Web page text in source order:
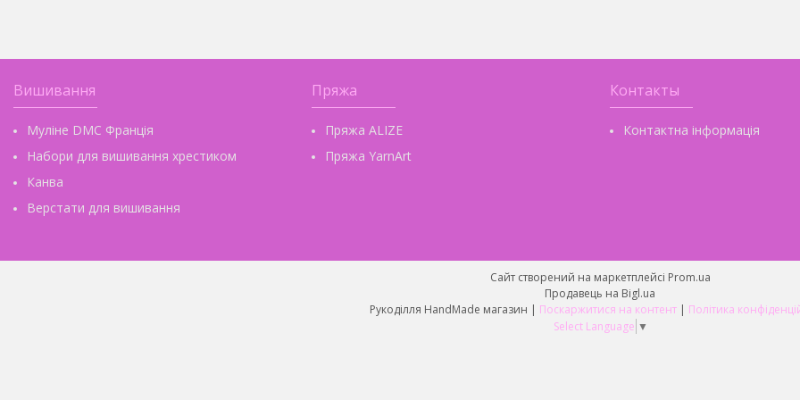
Вишивання
Муліне DMC Франція
Набори для вишивання хрестиком
Канва
Верстати для вишивання
Пряжа
Пряжа ALIZE
Пряжа YarnArt
Контакты
Контактна інформація
Сайт створений на маркетплейсі Prom.ua
Продавець на Bigl.ua
Рукоділля HandMade магазин | Поскаржитися на контент | Політика
Select Language ▼